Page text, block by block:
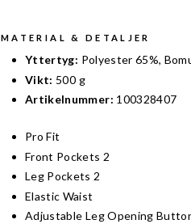
MATERIAL & DETALJER
Yttertyg: Polyester 65%,
Vikt: 500 g
Artikelnummer: 100328407
Pro Fit
Front Pockets 2
Leg Pockets 2
Elastic Waist
Adjustable Leg Opening